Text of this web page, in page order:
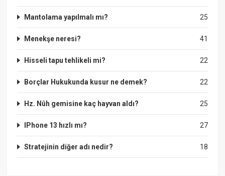
25
Mantolama yapılmalı mı?
41
Menekşe neresi?
22
Hisseli tapu tehlikeli mi?
22
Borçlar Hukukunda kusur ne demek?
25
Hz. Nûh gemisine kaç hayvan aldı?
27
IPhone 13 hızlı mı?
18
Stratejinin diğer adı nedir?